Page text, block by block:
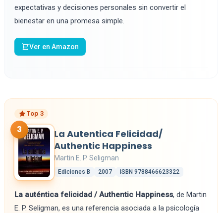
expectativas y decisiones personales sin convertir el
bienestar en una promesa simple.
Ver en Amazon
Top 3
3
La Autentica Felicidad/
Authentic Happiness
Martin E. P. Seligman
Ediciones B 2007 ISBN 9788466623322
La auténtica felicidad / Authentic Happiness, de Martin
E. P. Seligman, es una referencia asociada a la psicología